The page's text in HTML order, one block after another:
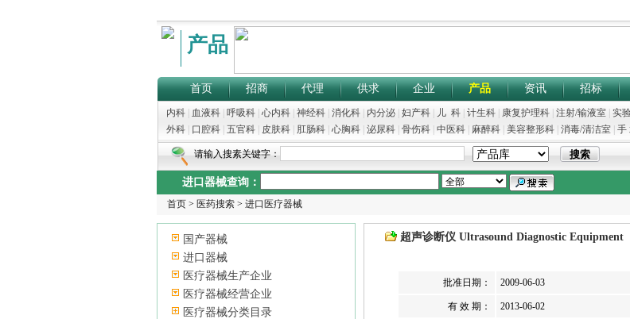
产品
首页 招商 代理 供求 企业 产品 资讯 招标
内科| 血液科| 呼吸科| 心内科| 神经科| 消化科| 内分泌| 妇产科 儿 科| 计生科| 康复护理科| 注射/输液室| 实
外科| 口腔科| 五官科| 皮肤科| 肛肠科| 心胸科| 泌尿科| 骨伤科| 中医科| 麻醉科| 美容整形科| 消毒/清洁室| 手
请输入搜素关键字：
进口器械查询：
首页 > 医药搜索 > 进口医疗器械
国产器械
进口器械
医疗器械生产企业
医疗器械经营企业
医疗器械分类目录
超声诊断仪 Ultrasound Diagnostic Equipment
批准日期： 2009-06-03
有 效 期： 2013-06-02